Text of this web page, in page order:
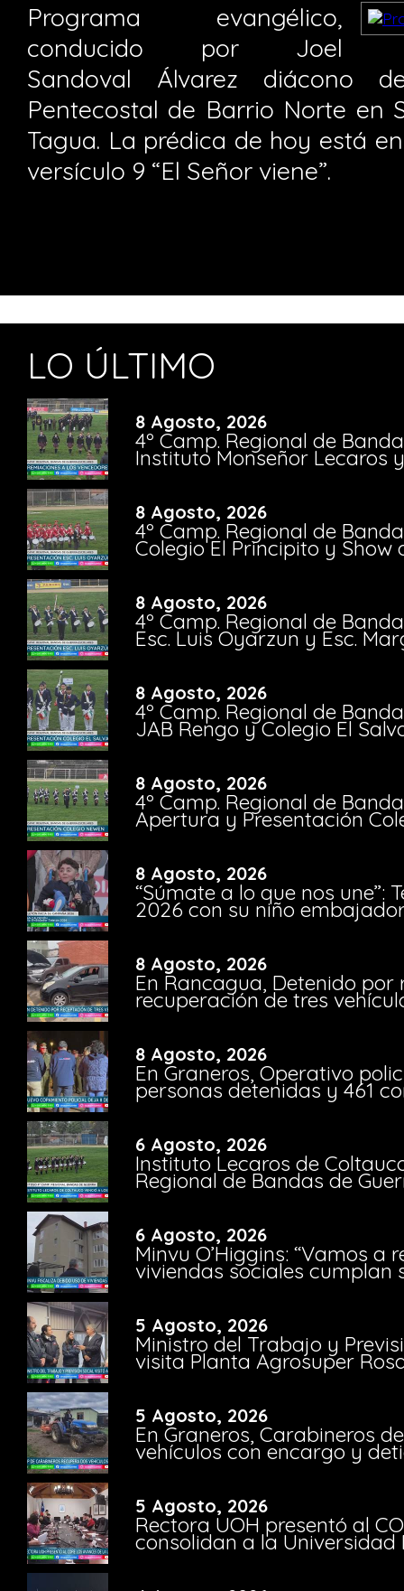
Programa evangélico,
conducido por Joel
Sandoval Álvarez diácono
Pentecostal de Barrio Norte en
Tagua. La prédica de hoy está
versículo 9 “El Señor viene”.
LO ÚLTIMO
8 Agosto, 2026
4º Camp. Regional de
Instituto Monseñor Lecaros
8 Agosto, 2026
4º Camp. Regional de
Colegio El Principito y Show
8 Agosto, 2026
4º Camp. Regional de
Esc. Luis Oyarzun y Esc.
8 Agosto, 2026
4º Camp. Regional de
JAB Rengo y Colegio El
8 Agosto, 2026
4º Camp. Regional de
Apertura y Presentación
8 Agosto, 2026
“Súmate a lo que nos une”:
2026 con su niño
8 Agosto, 2026
En Rancagua, Detenido por
recuperación de tres
8 Agosto, 2026
En Graneros, Operativo
personas detenidas y 461
6 Agosto, 2026
Instituto Lecaros de
Regional de Bandas de
6 Agosto, 2026
Minvu O’Higgins: “Vamos a
viviendas sociales cumplan
5 Agosto, 2026
Ministro del Trabajo y
visita Planta Agrosuper
5 Agosto, 2026
En Graneros, Carabineros
vehículos con encargo y
5 Agosto, 2026
Rectora UOH presentó al
consolidan a la Universidad